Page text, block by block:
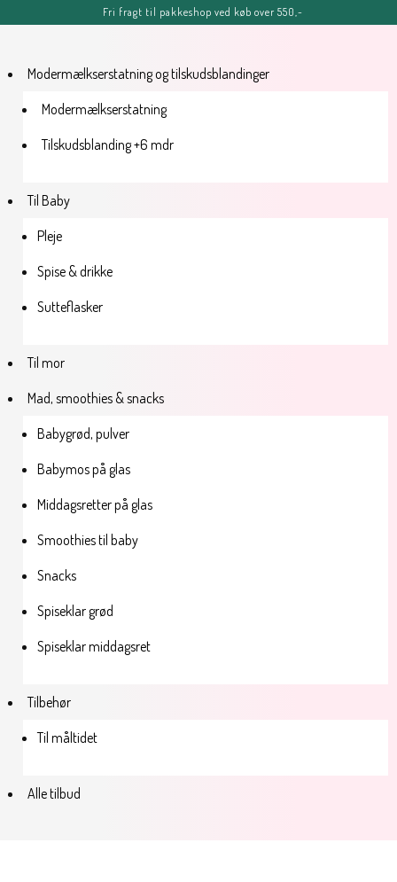
Fri fragt til pakkeshop ved køb over 550,-
Modermælkserstatning og tilskudsblandinger
Modermælkserstatning
Tilskudsblanding +6 mdr
Til Baby
Pleje
Spise & drikke
Sutteflasker
Til mor
Mad, smoothies & snacks
Babygrød, pulver
Babymos på glas
Middagsretter på glas
Smoothies til baby
Snacks
Spiseklar grød
Spiseklar middagsret
Tilbehør
Til måltidet
Alle tilbud
FERIE-MELDING
Sommerhilsner Sandra